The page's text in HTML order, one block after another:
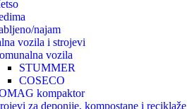
najam
vozila i strojevi
vozila
STUMMER
COSECO
kompaktor
za deponije, kompostane i reciklaže